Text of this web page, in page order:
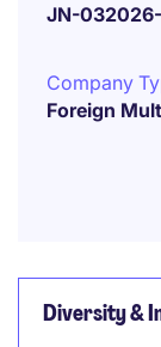
JN-
Company
Foreign
Diversity &